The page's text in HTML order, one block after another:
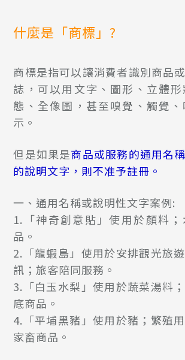
什麼是「商標」?
商標是指可以讓消費者識別商品
誌，可以用文字、圖形、立體
態、全像圖，甚至嗅覺、觸覺
示。
但是如果是商品或服務的通用名
的說明文字，則不准予註冊。
一、通用名稱或說明性文字案例:
1.「神奇創意貼」使用於顏料
品 。
2.「龍蝦島」使用於安排觀光旅
訊；旅客陪同服務 。
3.「白玉水梨」使用於蔬菜湯料
底商品。
4.「平埔黑豬」使用於豬；繁殖
家畜商品。